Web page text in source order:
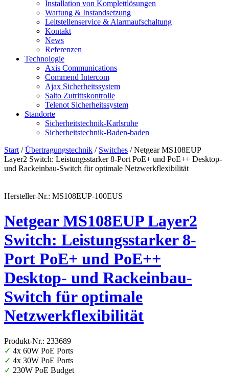
Installation von Komplettlösungen
Wartung & Instandsetzung
Leitstellenservice & Alarmaufschaltung
Kontakt
News
Referenzen
Technologie
Axis Communications
Commend Intercom
Ajax Sicherheitssystem​
Salto Zutrittskontrolle
Telenot Sicherheitssystem
Standorte
Sicherheitstechnik-Karlsruhe
Sicherheitstechnik-Baden-baden
Start /Übertragungstechnik / Switches / Netgear MS108EUP
Layer2 Switch: Leistungsstarker 8-Port PoE+ und PoE++ Desktop-
und Rackeinbau-Switch für optimale Netzwerkflexibilität
Hersteller-Nr.: MS108EUP-100EUS
Netgear MS108EUP Layer2
Switch: Leistungsstarker 8-
Port PoE+ und PoE++
Desktop- und Rackeinbau-
Switch für optimale
Netzwerkflexibilität
Produkt-Nr.: 233689
✓ 4x 60W PoE Ports
✓ 4x 30W PoE Ports
✓ 230W PoE Budget